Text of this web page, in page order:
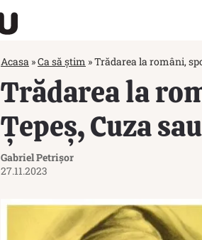
Acasa »Ca să știm »Trădarea la români,
Trădarea la
Țepeș, Cuza
Gabriel Petrișor
27.11.2023